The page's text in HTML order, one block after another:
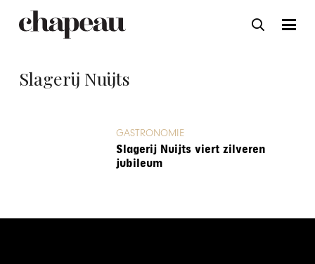
Slagerij Nuijts
GASTRONOMIE
Slagerij Nuijts viert zilveren
jubileum